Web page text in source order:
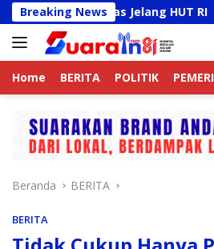
Langsung
ke
konten
Breaking News
Jelang HUT RI Sambut
Home BERITA POLITIK
Beranda BERITA
BERITA